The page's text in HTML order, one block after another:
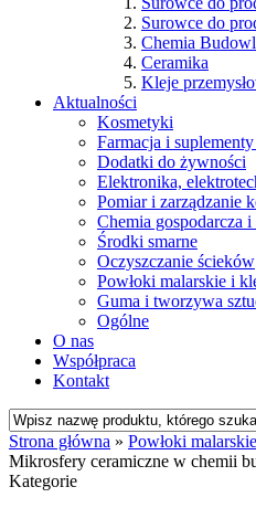
Surowce do
Chemia
Ceramika
Kleje
Aktualności
Kosmetyki
Farmacja i
Dodatki do żywności
Elektronika,
Pomiar i zarządzanie
Chemia gospodarcza i
Środki smarne
Oczyszczanie ścieków
Powłoki malarskie i
Guma i tworzywa
Ogólne
O nas
Współpraca
Kontakt
Strona główna » Powłoki
Mikrosfery ceramiczne w chemii
Kategorie